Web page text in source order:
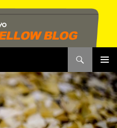
メインメ
ニュー